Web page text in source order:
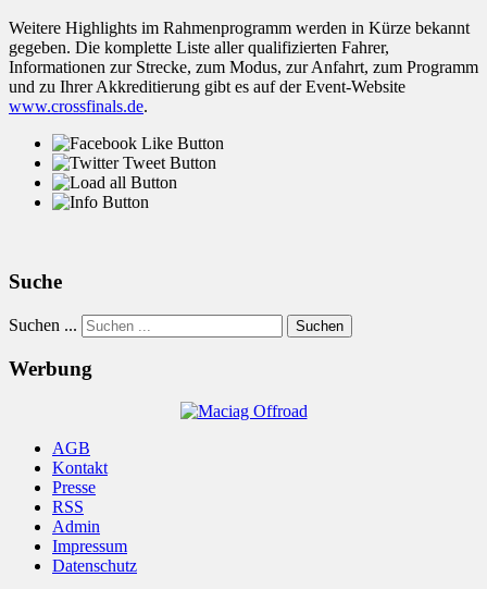
Weitere Highlights im Rahmenprogramm werden in Kürze bekannt
gegeben. Die komplette Liste aller qualifizierten Fahrer,
Informationen zur Strecke, zum Modus, zur Anfahrt, zum Programm
und zu Ihrer Akkreditierung gibt es auf der Event-Website
www.crossfinals.de.
Suche
Suchen ... Suchen
Werbung
AGB
Kontakt
Presse
RSS
Admin
Impressum
Datenschutz